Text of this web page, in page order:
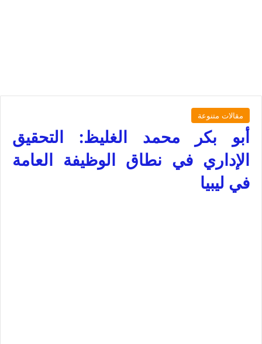
مقالات متنوعة
أبو بكر محمد الغليظ: التحقيق
الإداري في نطاق الوظيفة العامة
في ليبيا